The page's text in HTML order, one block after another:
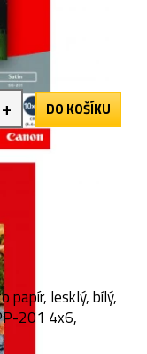
+ DO KOŠÍKU
papír, lesklý, bílý,
201 4x6,